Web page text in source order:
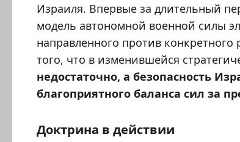
Израиля. Впервые за длительный
модель автономной военной силы
направленного против
того, что в изменившейся
недостаточно, а безопасность
благоприятного баланса сил за
Доктрина в действии